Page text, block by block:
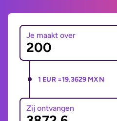
Je maakt over
1 EUR =19.3629 MXN
Zij ontvangen